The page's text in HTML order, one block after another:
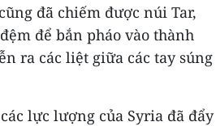
đã chiếm được núi Tar,
để bắn pháo vào thành
ra các liệt giữa các tay súng
lực lượng của Syria đã đẩy